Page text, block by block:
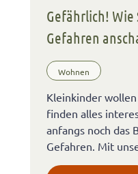
Gefährlich! Wie
Gefahren
Wohnen
Kleinkinder
finden alles
anfangs noch das
Gefahren. Mit